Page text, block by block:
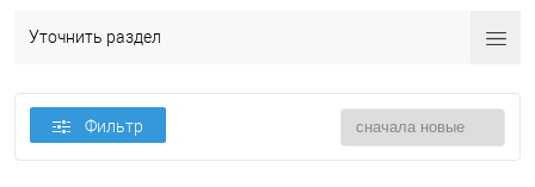
Уточнить раздел
Фильтр